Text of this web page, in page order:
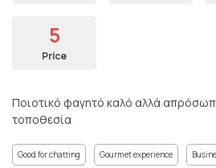
5
Price
Ποιοτικό φαγητό καλό αλλά
τοποθεσία
Good for chatting Gourmet experience